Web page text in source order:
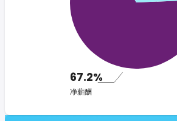
67.2%
净薪酬